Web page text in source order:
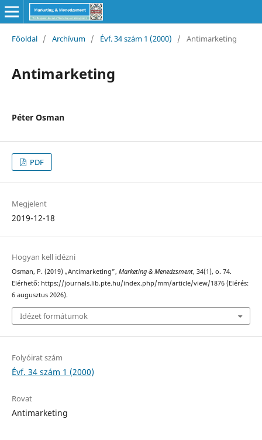
Főoldal / Archívum / Évf. 34 szám 1 (2000) / Antimarketing
Antimarketing
Péter Osman
PDF
Megjelent
2019-12-18
Hogyan kell idézni
Osman, P. (2019) „Antimarketing”, Marketing & Menedzsment, 34(1), o. 74.
Elérhető: https://journals.lib.pte.hu/index.php/mm/article/view/1876 (Elérés:
6 augusztus 2026).
Idézet formátumok
Folyóirat szám
Évf. 34 szám 1 (2000)
Rovat
Antimarketing